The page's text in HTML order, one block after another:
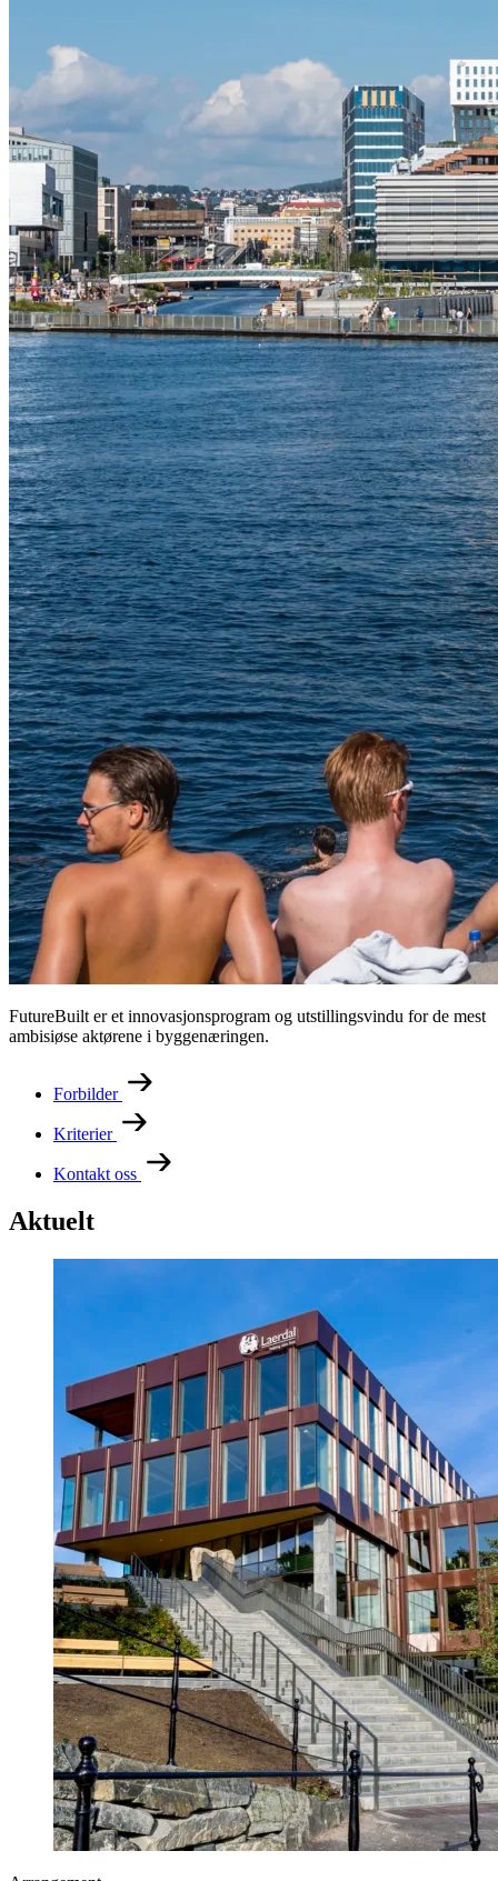
FutureBuilt er et innovasjonsprogram og utstillingsvindu for de mest
ambisiøse aktørene i byggenæringen.
Forbilder
Kriterier
Kontakt oss
Aktuelt